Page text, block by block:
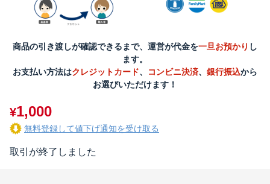
商品の引き渡しが確認できるまで、運営が代金を一旦お預かり し
ます。
お支払い方法はクレジットカード、 コンビニ決済、 銀行振込から
お選びいただけます！
¥1,000
無料登録して値下げ通知を受け取る
取引が終了しました